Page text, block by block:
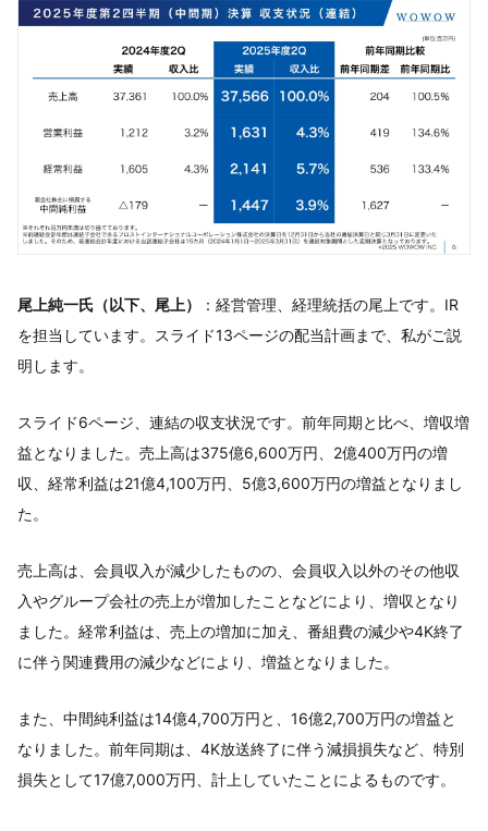
尾上純一氏（以下、尾上）
：経営管理、経理統括の尾上です。IR
を担当しています。スライド13ページの配当計画まで、私がご説
明します。
スライド6ページ、連結の収支状況です。前年同期と比べ、増収増
益となりました。売上高は375億6,600万円、2億400万円の増
収、経常利益は21億4,100万円、5億3,600万円の増益となりまし
た。
売上高は、会員収入が減少したものの、会員収入以外のその他収
入やグループ会社の売上が増加したことなどにより、増収となり
ました。経常利益は、売上の増加に加え、番組費の減少や4K終了
に伴う関連費用の減少などにより、増益となりました。
また、中間純利益は14億4,700万円と、16億2,700万円の増益と
なりました。前年同期は、4K放送終了に伴う減損損失など、特別
損失として17億7,000万円、計上していたことによるものです。